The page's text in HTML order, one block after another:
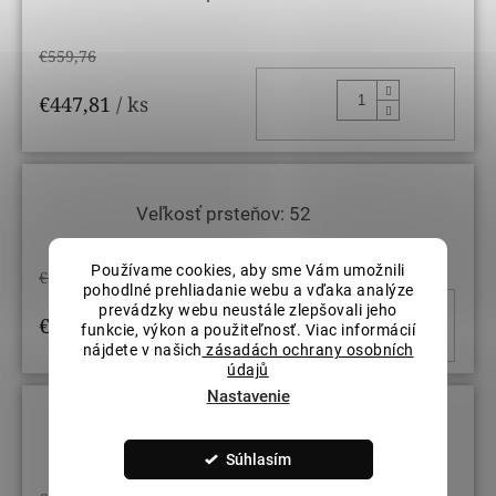
Používame cookies, aby sme Vám umožnili
pohodlné prehliadanie webu a vďaka analýze
prevádzky webu neustále zlepšovali jeho
funkcie, výkon a použiteľnosť. Viac informácií
nájdete v našich zásadách ochrany osobních
údajů
Nastavenie
Súhlasím
€559,76
€447,81 / ks
Veľkosť prsteňov: 52
€559,76
€447,81/ ks
Veľkosť prsteňov: 54